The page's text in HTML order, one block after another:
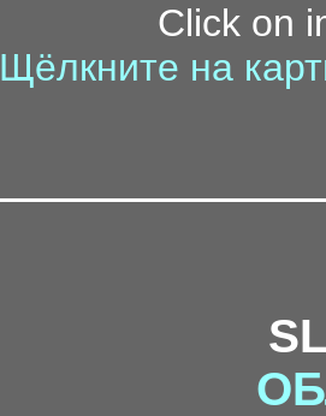
Click on
Щёлкните на